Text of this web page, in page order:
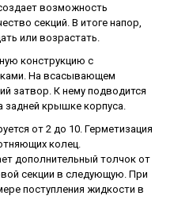
возможность
секций. В итоге напор,
или возрастать.
конструкцию с
На всасывающем
затвор. К нему подводится
задней крышке корпуса.
от 2 до 10. Герметизация
колец.
дополнительный толчок от
секции в следующую. При
поступления жидкости в